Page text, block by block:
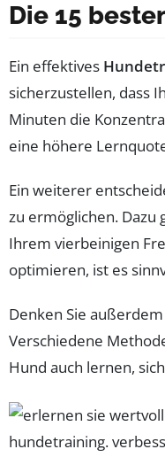
Die 15
Ein effektives
sicherzustellen, dass
Minuten die
eine höhere
Ein weiterer
zu ermöglichen. Dazu
Ihrem vierbeinigen
optimieren, ist es
Denken Sie
Verschiedene
Hund auch lernen,